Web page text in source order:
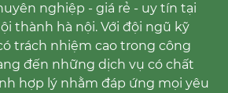
nghiệp - giá rẻ - uy tín tại
thành hà nội. Với đội ngũ kỹ
trách nhiệm cao trong công
đến những dịch vụ có chất
hợp lý nhằm đáp ứng mọi yêu